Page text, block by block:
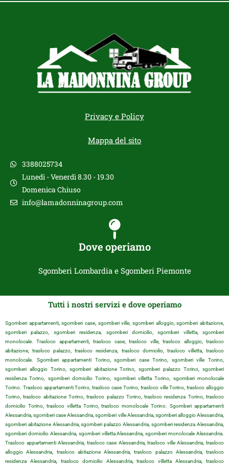
Privacy e Policy
Mappa del sito
3388025734
Lunedì - Venerdì 8.30 - 19.30
Domenica Chiuso
info@lamadonninagroup.com
Dove operiamo
Sgomberi Lombardia e Sgomberi Piemonte
Tutti i nostri servizi e dove operiamo
Sgomberi appartamenti, sgomberi case, sgomberi ville, sgomberi alloggio, sgomberi abitazione,
sgomberi palazzo, sgomberi residenza, sgomberi domicilio, sgomberi villetta, sgomberi
monolocale. Trasloco appartamenti, trasloco case, trasloco ville, trasloco alloggio, trasloco
abitazione, trasloco palazzo, trasloco residenza, trasloco domicilio, trasloco villetta, trasloco
monolocale. Sgomberi appartamenti Torino, sgomberi case Torino, sgomberi ville Torino,
sgomberi alloggio Torino, sgomberi abitazione Torino, sgomberi palazzo Torino, sgomberi
residenza Torino, sgomberi domicilio Torino, sgomberi villetta Torino, sgomberi monolocale
Torino. Trasloco appartamenti Torino, trasloco case Torino, trasloco ville Torino, trasloco alloggio
Torino, trasloco abitazione Torino, trasloco palazzo Torino, trasloco residenza Torino, trasloco
domicilio Torino, trasloco villetta Torino, trasloco monolocale Torino. Sgomberi appartamenti
Alessandria, sgomberi case Alessandria, sgomberi ville Alessandria, sgomberi alloggio Alessandria,
sgomberi abitazione Alessandria, sgomberi palazzo Alessandria, sgomberi residenza Alessandria,
sgomberi domicilio Alessandria, sgomberi villetta Alessandria, sgomberi monolocale Alessandria.
Trasloco appartamenti Alessandria, trasloco case Alessandria, trasloco ville Alessandria, trasloco
alloggio Alessandria, trasloco abitazione Alessandria, trasloco palazzo Alessandria, trasloco
residenza Alessandria, trasloco domicilio Alessandria, trasloco villetta Alessandria, trasloco